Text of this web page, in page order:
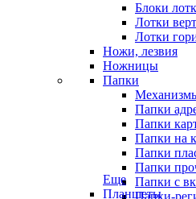
Блоки
Лотки
Лотки
Ножи, лезвия
Ножницы
Папки
Папки
Папки
Папки на
Папки
Папки
Папки с
Папки-
Еще
Планшеты